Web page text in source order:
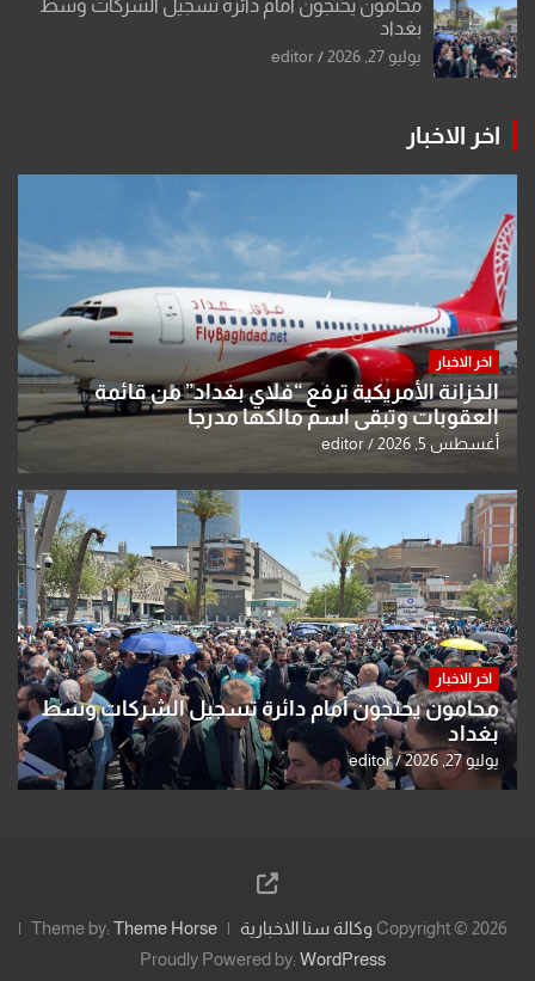
محامون يحتجون أمام دائرة تسجيل الشركات وسط
بغداد
يوليو 27, 2026 editor
اخر الاخبار
اخر الاخبار
الخزانة الأمريكية ترفع “فلاي بغداد” من قائمة
العقوبات وتبقي اسم مالكها مدرجا
أغسطس 5, 2026 editor
اخر الاخبار
محامون يحتجون أمام دائرة تسجيل الشركات وسط
بغداد
يوليو 27, 2026 editor
Copyright © 2026 وكالة سنا الاخبارية Theme by: Theme Horse
Proudly Powered by: WordPress